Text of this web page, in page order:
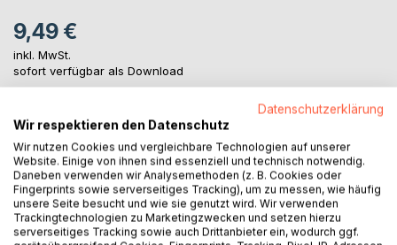
9,49 €
inkl. MwSt.
sofort verfügbar als Download
IN DEN WARENKORB
Auf die Merkliste
Titel bewerten
Datenschutzerklärung
Wir respektieren den Datenschutz
Wir nutzen Cookies und vergleichbare Technologien auf unserer
Website. Einige von ihnen sind essenziell und technisch notwendig.
Daneben verwenden wir Analysemethoden (z. B. Cookies oder
Fingerprints sowie serverseitiges Tracking), um zu messen, wie häufig
unsere Seite besucht und wie sie genutzt wird. Wir verwenden
Trackingtechnologien zu Marketingzwecken und setzen hierzu
serverseitiges Tracking sowie auch Drittanbieter ein, wodurch ggf.